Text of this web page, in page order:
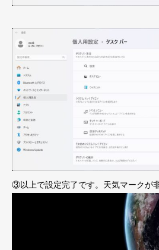
③以上で設定完了です。天気マークが